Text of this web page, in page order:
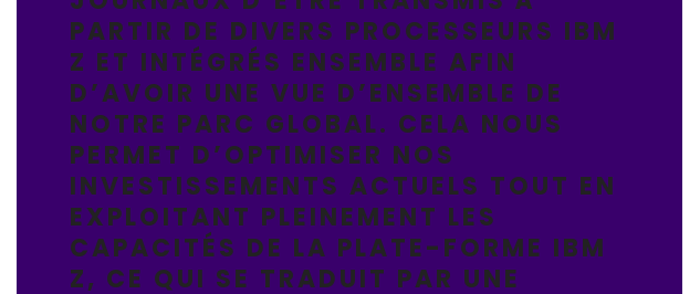
PARTIR DE DIVERS PROCESSEURS IBM
Z ET INTÉGRÉS ENSEMBLE AFIN
D’AVOIR UNE VUE D’ENSEMBLE DE
NOTRE PARC GLOBAL. CELA NOUS
PERMET D’OPTIMISER NOS
INVESTISSEMENTS ACTUELS TOUT EN
EXPLOITANT PLEINEMENT LES
CAPACITÉS DE LA PLATE-FORME IBM
Z, CE QUI SE TRADUIT PAR UNE